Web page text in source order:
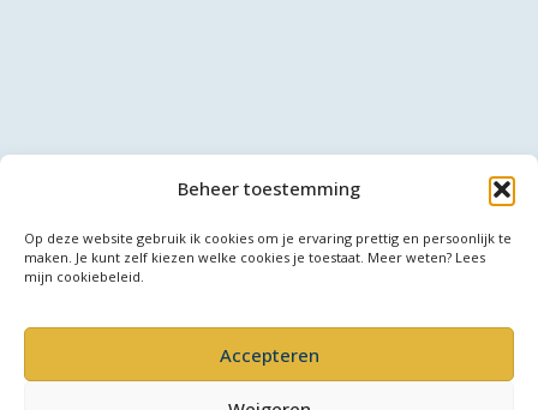
Beheer toestemming
Op deze website gebruik ik cookies om je ervaring prettig en persoonlijk te
maken. Je kunt zelf kiezen welke cookies je toestaat. Meer weten? Lees
mijn cookiebeleid.
Accepteren
Privacy & Voorwaarden